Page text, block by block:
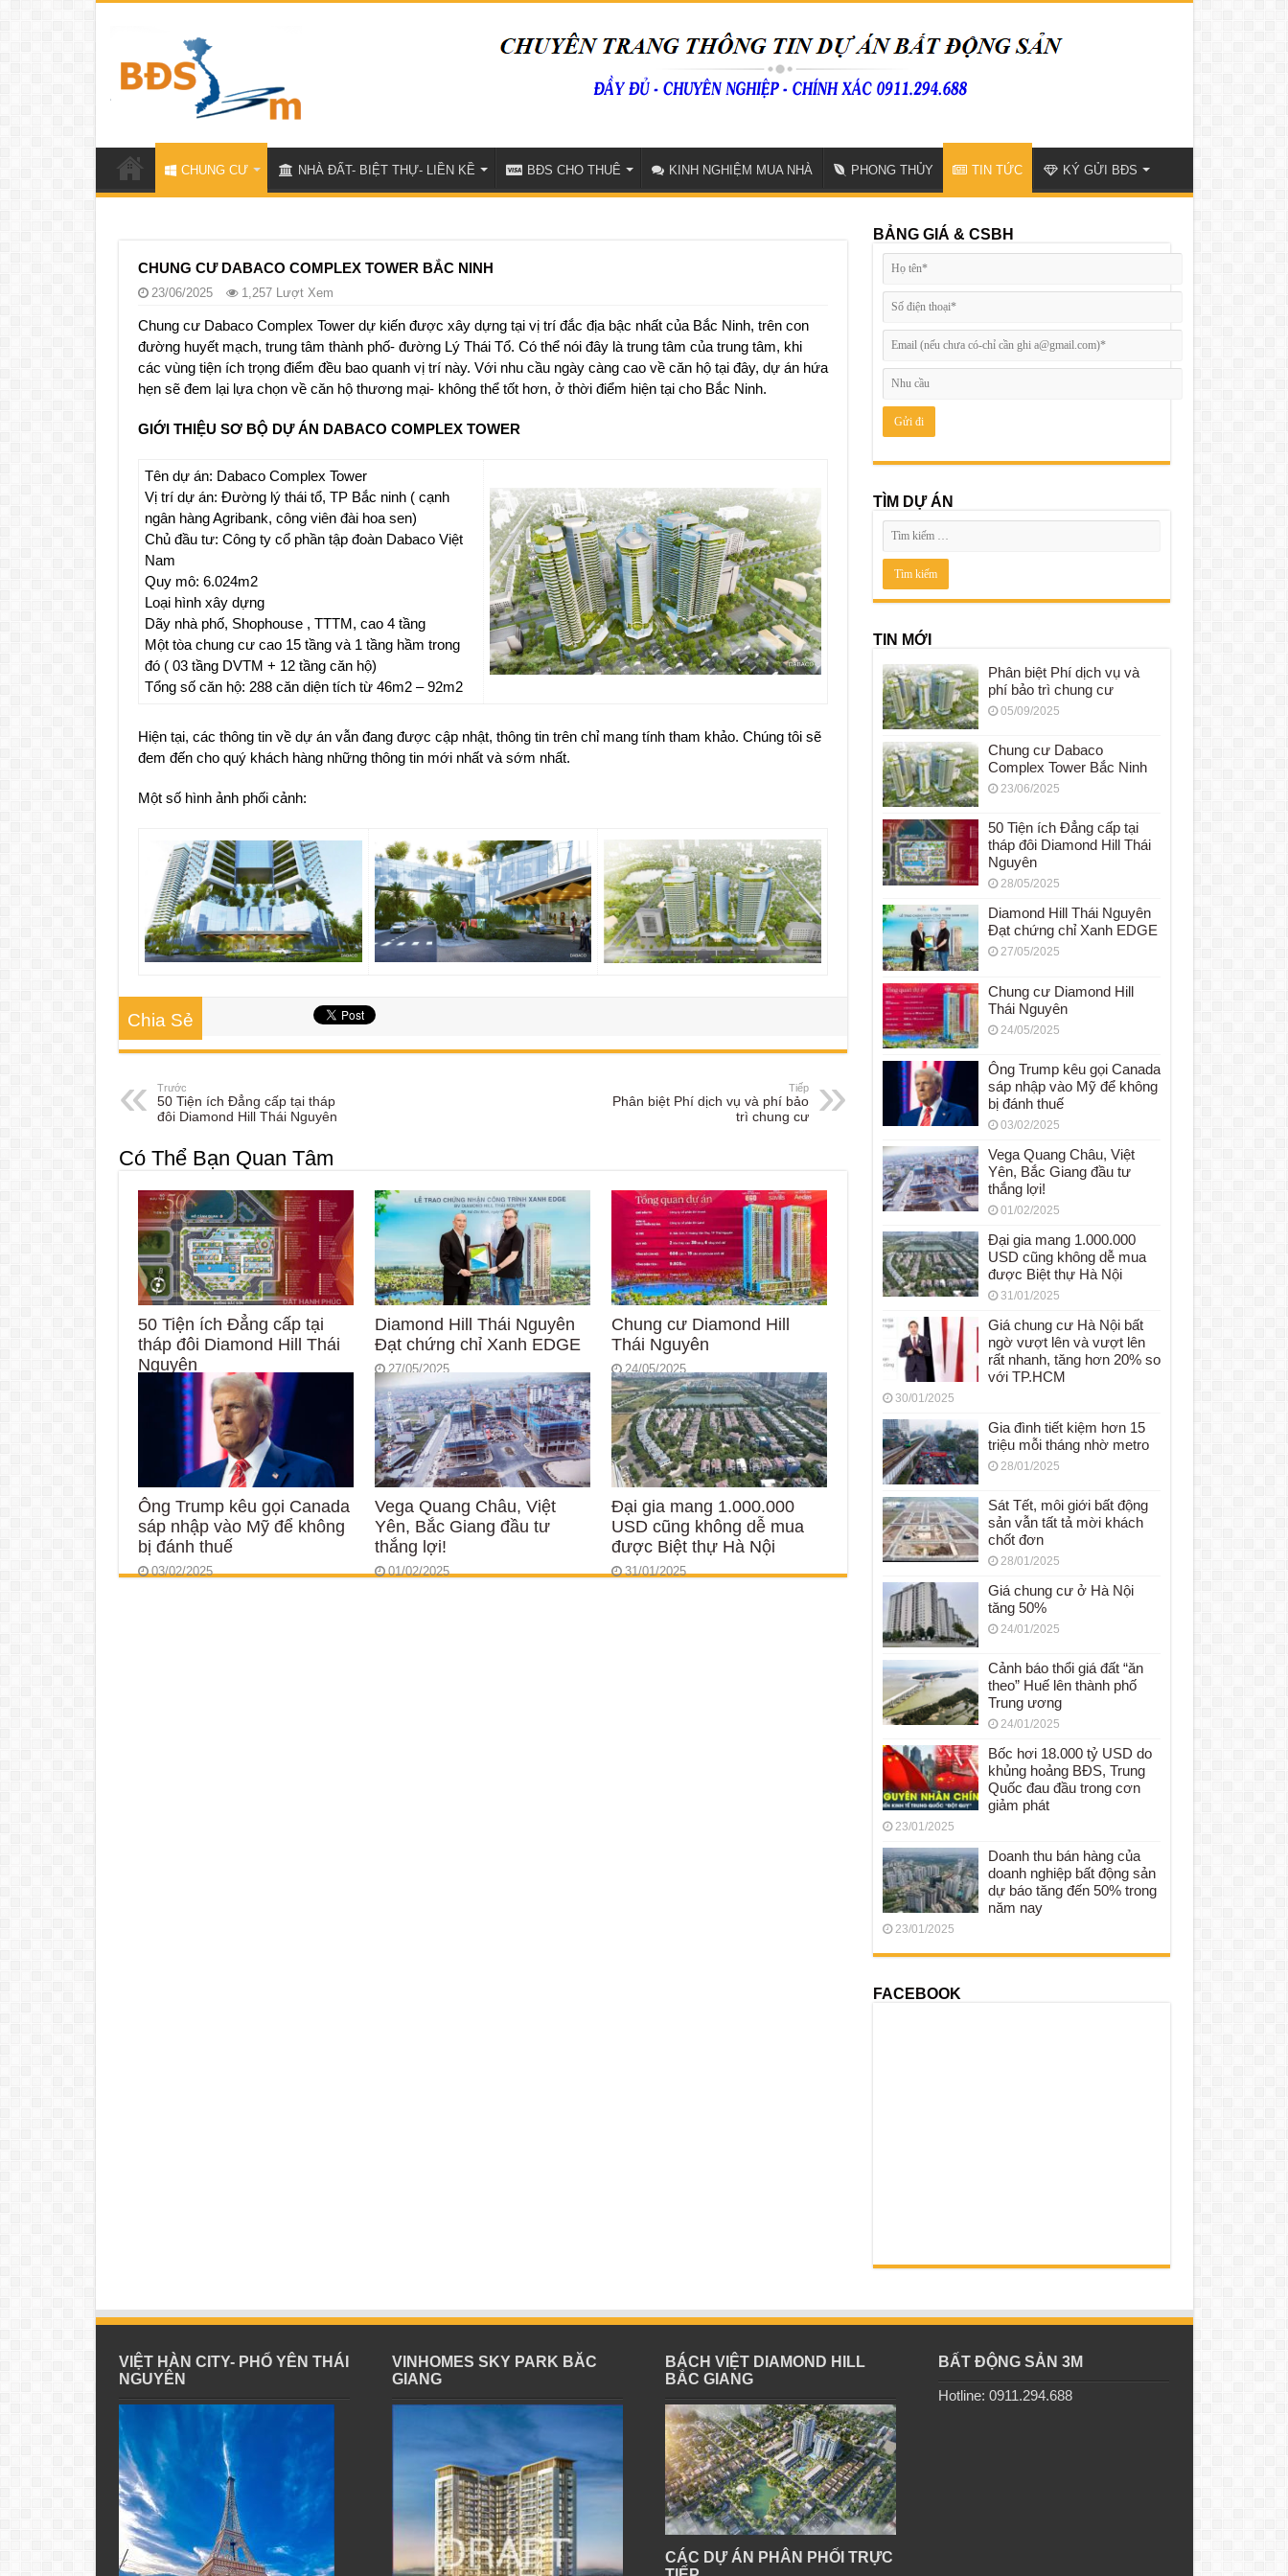
CHUNG CƯ NHÀ ĐẤT- BIỆT THỰ- LIỀN KỀ BĐS CHO THUÊ KINH NGHIỆM MUA NHÀ PHONG THỦY TIN TỨC KÝ GỬI BĐS
CHUNG CƯ DABACO COMPLEX TOWER BẮC NINH
23/06/2025 1,257 Lượt Xem
Chung cư Dabaco Complex Tower dự kiến được xây dựng tại vị trí đắc địa bậc nhất của Bắc Ninh, trên con
đường huyết mạch, trung tâm thành phố- đường Lý Thái Tổ. Có thể nói đây là trung tâm của trung tâm, khi
các vùng tiện ích trọng điểm đều bao quanh vị trí này. Với nhu cầu ngày càng cao về căn hộ tại đây, dự án hứa
hẹn sẽ đem lại lựa chọn về căn hộ thương mại- không thể tốt hơn, ở thời điểm hiện tại cho Bắc Ninh.
GIỚI THIỆU SƠ BỘ DỰ ÁN DABACO COMPLEX TOWER
Tên dự án: Dabaco Complex Tower
Vị trí dự án: Đường lý thái tổ, TP Bắc ninh ( cạnh
ngân hàng Agribank, công viên đài hoa sen)
Chủ đầu tư: Công ty cổ phần tập đoàn Dabaco Việt
Nam
Quy mô: 6.024m2
Loại hình xây dựng
Dãy nhà phố, Shophouse , TTTM, cao 4 tầng
Một tòa chung cư cao 15 tầng và 1 tầng hầm trong
đó ( 03 tầng DVTM + 12 tầng căn hộ)
Tổng số căn hộ: 288 căn diện tích từ 46m2 – 92m2
Hiện tại, các thông tin về dự án vẫn đang được cập nhật, thông tin trên chỉ mang tính tham khảo. Chúng tôi sẽ
đem đến cho quý khách hàng những thông tin mới nhất và sớm nhất.
Một số hình ảnh phối cảnh:
Chia Sẻ
Trước
50 Tiện ích Đẳng cấp tại tháp
đôi Diamond Hill Thái Nguyên
Tiếp
Phân biệt Phí dịch vụ và phí bảo
trì chung cư
Có Thể Bạn Quan Tâm
50 Tiện ích Đẳng cấp tại
tháp đôi Diamond Hill Thái
Nguyên
28/05/2025
Diamond Hill Thái Nguyên
Đạt chứng chỉ Xanh EDGE
27/05/2025
Chung cư Diamond Hill
Thái Nguyên
24/05/2025
Ông Trump kêu gọi Canada
sáp nhập vào Mỹ để không
bị đánh thuế
03/02/2025
Vega Quang Châu, Việt
Yên, Bắc Giang đầu tư
thắng lợi!
01/02/2025
Đại gia mang 1.000.000
USD cũng không dễ mua
được Biệt thự Hà Nội
31/01/2025
BẢNG GIÁ & CSBH
TÌM DỰ ÁN
TIN MỚI
Phân biệt Phí dịch vụ và
phí bảo trì chung cư
05/09/2025
Chung cư Dabaco
Complex Tower Bắc Ninh
23/06/2025
50 Tiện ích Đẳng cấp tại
tháp đôi Diamond Hill Thái
Nguyên
28/05/2025
Diamond Hill Thái Nguyên
Đạt chứng chỉ Xanh EDGE
27/05/2025
Chung cư Diamond Hill
Thái Nguyên
24/05/2025
Ông Trump kêu gọi Canada
sáp nhập vào Mỹ để không
bị đánh thuế
03/02/2025
Vega Quang Châu, Việt
Yên, Bắc Giang đầu tư
thắng lợi!
01/02/2025
Đại gia mang 1.000.000
USD cũng không dễ mua
được Biệt thự Hà Nội
31/01/2025
Giá chung cư Hà Nội bất
ngờ vượt lên và vượt lên
rất nhanh, tăng hơn 20% so
với TP.HCM
30/01/2025
Gia đình tiết kiệm hơn 15
triệu mỗi tháng nhờ metro
28/01/2025
Sát Tết, môi giới bất động
sản vẫn tất tả mời khách
chốt đơn
28/01/2025
Giá chung cư ở Hà Nội
tăng 50%
24/01/2025
Cảnh báo thổi giá đất “ăn
theo” Huế lên thành phố
Trung ương
24/01/2025
Bốc hơi 18.000 tỷ USD do
khủng hoảng BĐS, Trung
Quốc đau đầu trong cơn
giảm phát
23/01/2025
Doanh thu bán hàng của
doanh nghiệp bất động sản
dự báo tăng đến 50% trong
năm nay
23/01/2025
FACEBOOK
VIỆT HÀN CITY- PHỔ YÊN THÁI
NGUYÊN
VINHOMES SKY PARK BĂC
GIANG
BÁCH VIỆT DIAMOND HILL
BẮC GIANG
CÁC DỰ ÁN PHÂN PHỐI TRỰC
BẤT ĐỘNG SẢN 3M
Hotline: 0911.294.688